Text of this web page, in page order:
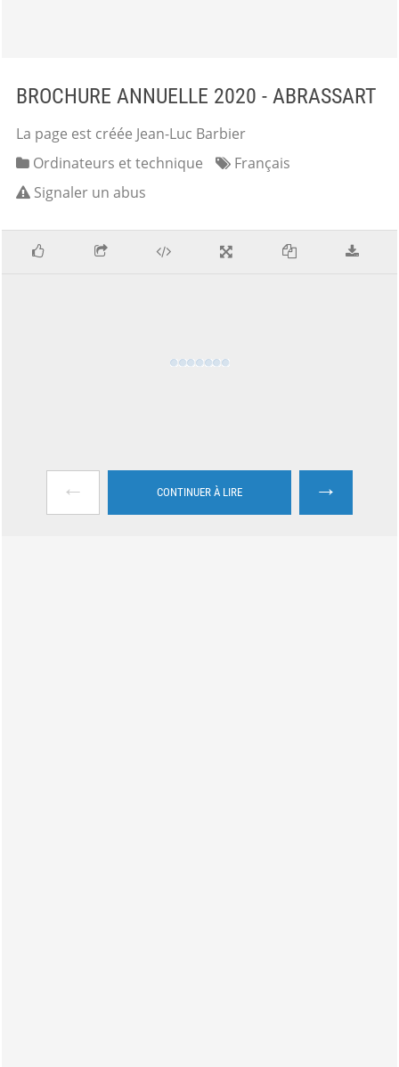
BROCHURE ANNUELLE 2020 - ABRASSART
La page est créée Jean-Luc Barbier
Ordinateurs et technique
Français
Signaler un abus
← CONTINUER À LIRE →